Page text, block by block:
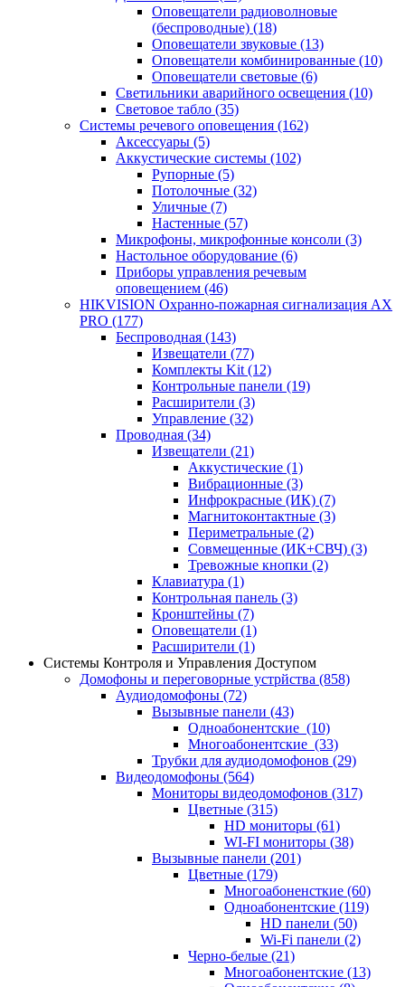
Оповещатели радиоволновые
(беспроводные) (18)
Оповещатели звуковые (13)
Оповещатели комбинированные (10)
Оповещатели световые (6)
Светильники аварийного освещения (10)
Световое табло (35)
Системы речевого оповещения (162)
Аксессуары (5)
Аккустические системы (102)
Рупорные (5)
Потолочные (32)
Уличные (7)
Настенные (57)
Микрофоны, микрофонные консоли (3)
Настольное оборудование (6)
Приборы управления речевым
оповещением (46)
HIKVISION Охранно-пожарная сигнализация AX
PRO (177)
Беспроводная (143)
Извещатели (77)
Комплекты Kit (12)
Контрольные панели (19)
Расширители (3)
Управление (32)
Проводная (34)
Извещатели (21)
Аккустические (1)
Вибрационные (3)
Инфрокрасные (ИК) (7)
Магнитоконтактные (3)
Периметральные (2)
Совмещенные (ИК+СВЧ) (3)
Тревожные кнопки (2)
Клавиатура (1)
Контрольная панель (3)
Кронштейны (7)
Оповещатели (1)
Расширители (1)
Системы Контроля и Управления Доступом
Домофоны и переговорные устрйства (858)
Аудиодомофоны (72)
Вызывные панели (43)
Одноабонентские (10)
Многоабонентские (33)
Трубки для аудиодомофонов (29)
Видеодомофоны (564)
Мониторы видеодомофонов (317)
Цветные (315)
HD мониторы (61)
WI-FI мониторы (38)
Вызывные панели (201)
Цветные (179)
Многоабоненсткие (60)
Одноабонентские (119)
HD панели (50)
Wi-Fi панели (2)
Черно-белые (21)
Многоабонентские (13)